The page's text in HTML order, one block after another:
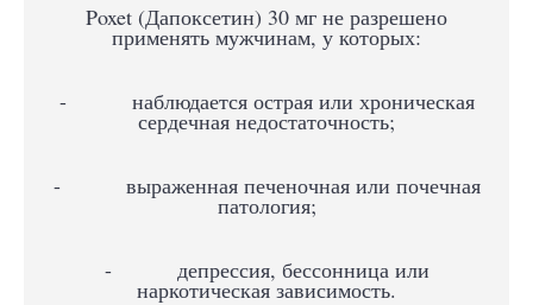
Poxet (Дапоксетин) 30 мг не разрешено
применять мужчинам, у которых:
- наблюдается острая или хроническая
сердечная недостаточность;
- выраженная печеночная или почечная
патология;
- депрессия, бессонница или
наркотическая зависимость.